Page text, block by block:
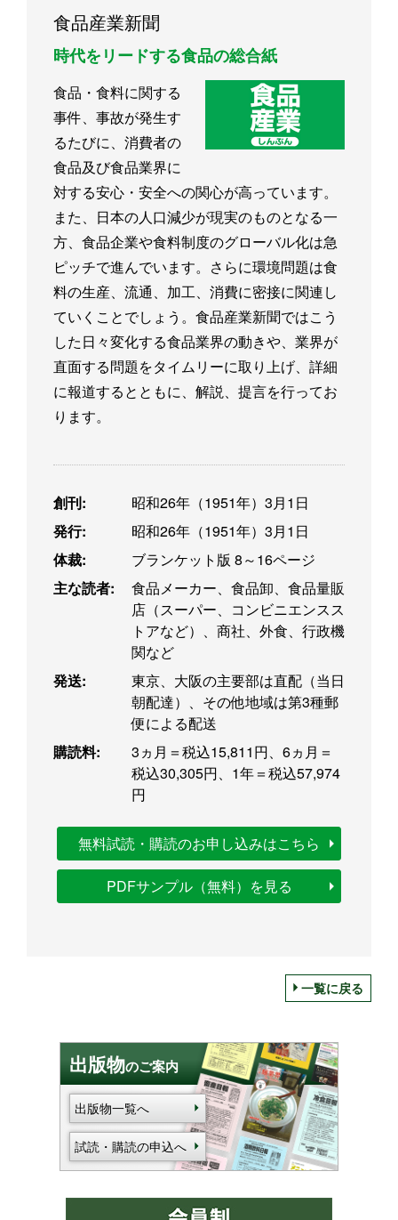
食品産業新聞
時代をリードする食品の総合紙
食品・食料に関する
事件、事故が発生す
るたびに、消費者の
食品及び食品業界に
対する安心・安全への関心が高っています。
また、日本の人口減少が現実のものとなる一
方、食品企業や食料制度のグローバル化は急
ピッチで進んでいます。さらに環境問題は食
料の生産、流通、加工、消費に密接に関連し
ていくことでしょう。食品産業新聞ではこう
した日々変化する食品業界の動きや、業界が
直面する問題をタイムリーに取り上げ、詳細
に報道するとともに、解説、提言を行ってお
ります。
創刊:
昭和26年（1951年）3月1日
発行:
昭和26年（1951年）3月1日
体裁:
ブランケット版 8～16ページ
主な読者:
食品メーカー、食品卸、食品量販
店（スーパー、コンビニエンスス
トアなど）、商社、外食、行政機
関など
発送:
東京、大阪の主要部は直配（当日
朝配達）、その他地域は第3種郵
便による配送
購読料:
3ヵ月＝税込15,811円、6ヵ月＝
税込30,305円、1年＝税込57,974
円
無料試読・購読のお申し込みはこちら
PDFサンプル（無料）を見る
一覧に戻る
出版物のご案内
出版物一覧へ
試読・購読の申込へ